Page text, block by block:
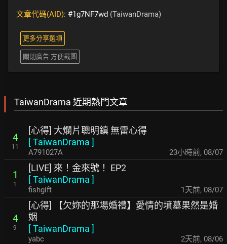
文章代碼(AID): #1g7NF7wd (TaiwanDrama)
更多分享選項
關閉廣告 方便截圖
TaiwanDrama 近期熱門文章
4
11
[心得] 大爛片聰明鎮 無雷心得
[TaiwanDrama ]
A791027A 23小時前, 08/07
1
1
[LIVE] 來！金來號！ EP2
[TaiwanDrama ]
fishgift 1天前, 08/07
4
9
[心得] 【欠妳的那場婚禮】愛情的墳墓果然是婚
姻
[TaiwanDrama ]
yabc 2天前, 08/06